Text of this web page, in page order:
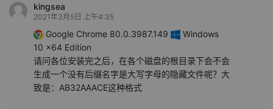
kingsea
2021年3月5日 上午4:35
Google Chrome 80.0.3987.149
Windows
10 x64 Edition
请问各位安装完之后，在各个磁盘的根目录下会不会
生成一个没有后缀名字是大写字母的隐藏文件呢？大
致是：AB32AAACE这种格式